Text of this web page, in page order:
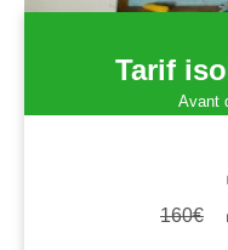
Tarif
Avant
160€